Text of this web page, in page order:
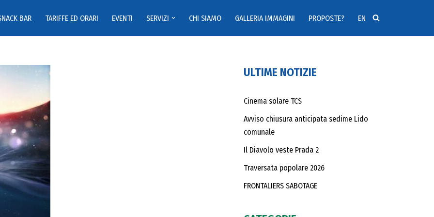
BAR TARIFFE ED ORARI EVENTI SERVIZI CHI SIAMO GALLERIA IMMAGINI PROPOSTE? EN
ULTIME NOTIZIE
Cinema solare TCS
Avviso chiusura anticipata sedime Lido
comunale
Il Diavolo veste Prada 2
Traversata popolare 2026
FRONTALIERS SABOTAGE